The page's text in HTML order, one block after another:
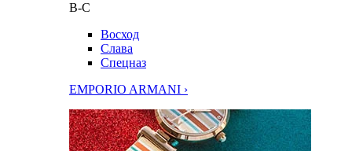
В-С
Восход
Слава
Спецназ
EMPORIO ARMANI ›